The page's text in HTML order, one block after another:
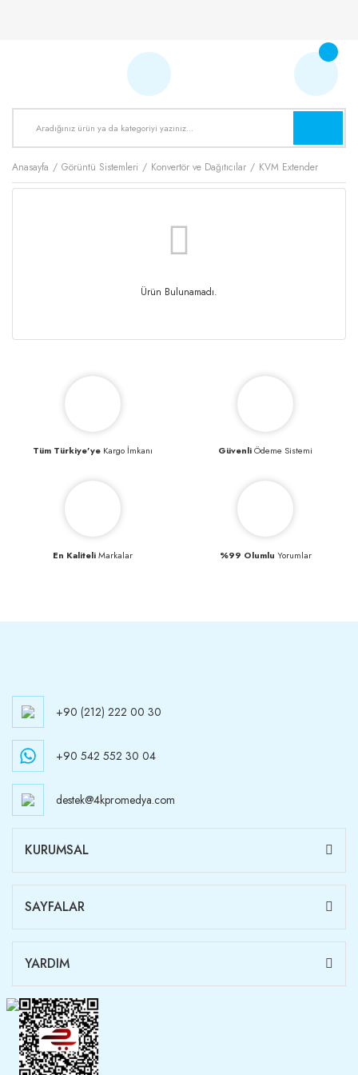
Anasayfa Görüntü Sistemleri Konvertör ve Dağıtıcılar KVM Extender
Ürün Bulunamadı.
Tüm Türkiye’yeKargo İmkanı GüvenliÖdeme Sistemi
En KaliteliMarkalar %99 Olumlu Yorumlar
+90 (212) 222 00 30
+90 542 552 30 04
destek@4kpromedya.com
KURUMSAL
SAYFALAR
YARDIM